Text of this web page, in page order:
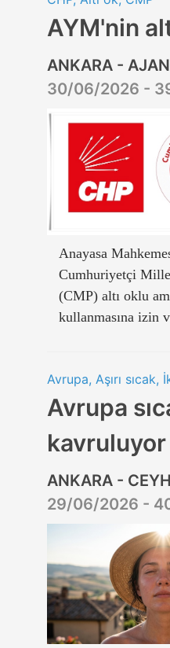
AYM'nin
ANKARA -
30/06/2026 -
Anayasa
Cumhuriyetçi
(CMP) altı oklu
kullanmasına izin
Avrupa, Aşırı
Avrupa
kavruluyor
ANKARA -
29/06/2026 -